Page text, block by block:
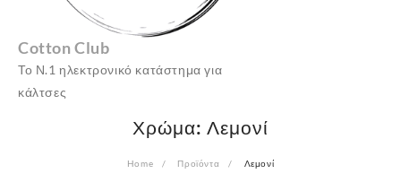
Cotton Club
Το Ν.1 ηλεκτρονικό κατάστημα για
κάλτσες
Χρώμα: Λεμονί
Home Προϊόντα Λεμονί